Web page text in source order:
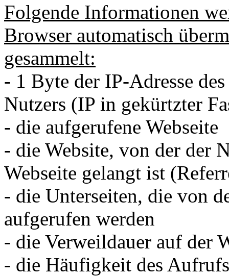
Folgende Informationen
Browser automatisch
gesammelt:
- 1 Byte der IP-Adresse
Nutzers (IP in gekürtzter
- die aufgerufene Webseite
- die Website, von der der
Webseite gelangt ist
- die Unterseiten, die von
aufgerufen werden
- die Verweildauer auf der
- die Häufigkeit des